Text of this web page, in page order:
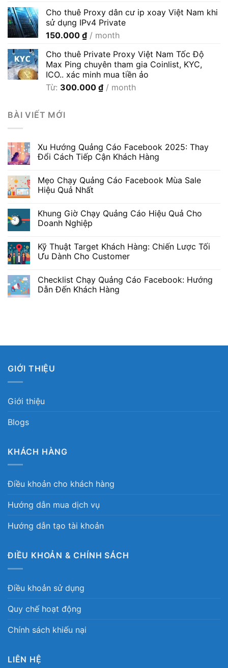
từ
Cho thuê Proxy dân cư ip xoay Việt Nam khi
sử dụng IPv4 Private
150.000 ₫ / month
Cho thuê Private Proxy Việt Nam Tốc Độ
Max Ping chuyên tham gia Coinlist, KYC,
ICO.. xác minh mua tiền ảo
Từ: 300.000 ₫ / month
BÀI VIẾT MỚI
Xu Hướng Quảng Cáo Facebook 2025: Thay
Đổi Cách Tiếp Cận Khách Hàng
Mẹo Chạy Quảng Cáo Facebook Mùa Sale
Hiệu Quả Nhất
Khung Giờ Chạy Quảng Cáo Hiệu Quả Cho
Doanh Nghiệp
Kỹ Thuật Target Khách Hàng: Chiến Lược Tối
Ưu Dành Cho Customer
Checklist Chạy Quảng Cáo Facebook: Hướng
Dẫn Đến Khách Hàng
GIỚI THIỆU
Giới thiệu
Blogs
KHÁCH HÀNG
Điều khoản cho khách hàng
Hướng dẫn mua dịch vụ
Hướng dẫn tạo tài khoản
ĐIỀU KHOẢN & CHÍNH SÁCH
Điều khoản sử dụng
Quy chế hoạt động
Chính sách khiếu nại
LIÊN HỆ